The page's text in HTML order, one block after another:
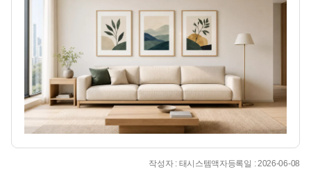
작성자 : 태시스템액자등록일 : 2026-06-08